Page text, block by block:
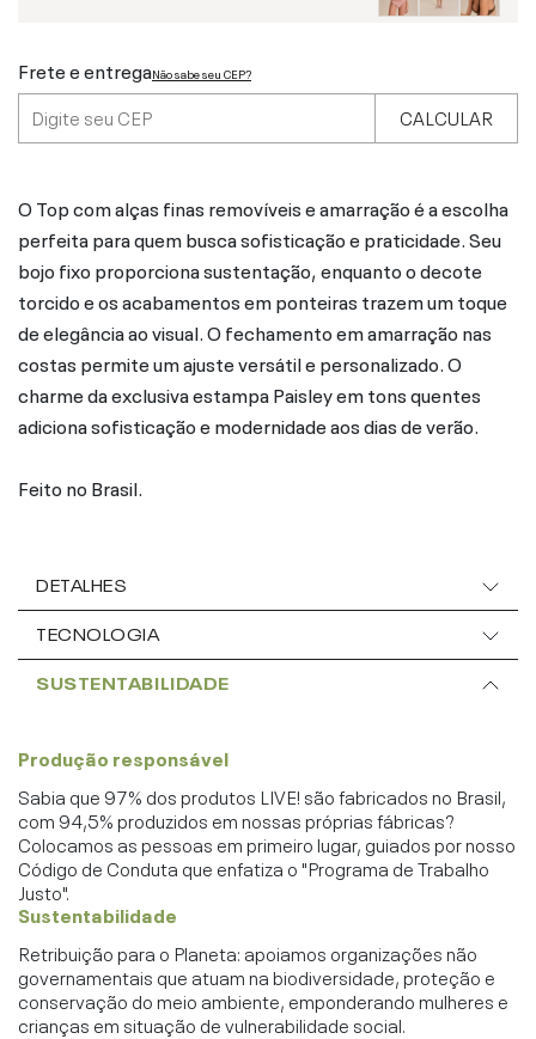
Frete e entregaNão sabe seu CEP?
CALCULAR
O Top com alças finas removíveis e amarração é a escolha
perfeita para quem busca sofisticação e praticidade. Seu
bojo fixo proporciona sustentação, enquanto o decote
torcido e os acabamentos em ponteiras trazem um toque
de elegância ao visual. O fechamento em amarração nas
costas permite um ajuste versátil e personalizado. O
charme da exclusiva estampa Paisley em tons quentes
adiciona sofisticação e modernidade aos dias de verão.
Feito no Brasil.
DETALHES
TECNOLOGIA
SUSTENTABILIDADE
Produção responsável
Sabia que 97% dos produtos LIVE! são fabricados no Brasil,
com 94,5% produzidos em nossas próprias fábricas?
Colocamos as pessoas em primeiro lugar, guiados por nosso
Código de Conduta que enfatiza o "Programa de Trabalho
Justo".
Sustentabilidade
Retribuição para o Planeta: apoiamos organizações não
governamentais que atuam na biodiversidade, proteção e
conservação do meio ambiente, emponderando mulheres e
crianças em situação de vulnerabilidade social.